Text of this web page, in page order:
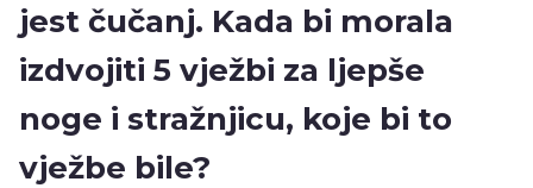
jest čučanj. Kada bi morala
izdvojiti 5 vježbi za ljepše
noge i stražnjicu, koje bi to
vježbe bile?